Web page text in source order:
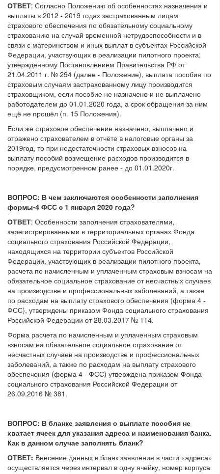
ОТВЕТ: Согласно Положению об особенностях назначения и
выплаты в 2012 - 2019 годах застрахованным лицам
страхового обеспечения по обязательному социальному
страхованию на случай временной нетрудоспособности и в
связи с материнством и иных выплат в субъектах Российской
Федерации, участвующих в реализации пилотного проекта;
утвержденному Постановлением Правительства РФ от
21.04.2011 г. № 294 (далее - Положение), выплата пособия по
страховым случаям застрахованному лицу производится
страховщиком, если пособие не назначено и не выплачено
работодателем до 01.01.2020 года, а срок обращения за ним
ещё не прошёл (п. 15 Положения).
Если же страховое обеспечение назначено, выплачено и
отражено страхователем в отчёте в налоговые органы за
2019год, то при недостаточности страховых взносов на
выплату пособий возмещение расходов производится в
порядке, предусмотренном ранее - до 01.01.2020г.
ВОПРОС: В чем заключаются особенности заполнения
формы-4 ФСС с 1 января 2020 года?
ОТВЕТ: Особенности заполнения страхователями,
зарегистрированными в территориальных органах Фонда
социального страхования Российской Федерации,
находящихся на территории субъектов Российской
Федерации, участвующих в реализации пилотного проекта,
расчета по начисленным и уплаченным страховым взносам на
обязательное социальное страхование от несчастных случаев
на производстве и профессиональных заболеваний, а также
по расходам на выплату страхового обеспечения (форма 4 -
ФСС), утверждены приказом Фонда социального страхования
Российской Федерации от 28.03.2017 № 114.
Форма расчета по начисленным и уплаченным страховым
взносам на обязательное социальное страхование от
несчастных случаев на производстве и профессиональных
заболеваний, а также по расходам на выплату страхового
обеспечения (форма 4 - ФСС) утверждена приказом Фонда
социального страхования Российской Федерации от
26.09.2016 № 381.
ВОПРОС: В бланке заявления о выплате пособия не
хватает ячеек для указания адреса и наименования банка.
Как в данном случае заполнять бланк?
ОТВЕТ: Внесение данных в бланк заявления в части «адреса»
осуществляется через интервал в одну ячейку, номер корпуса